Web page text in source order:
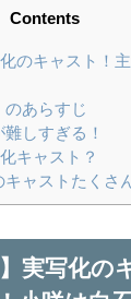
Contents
のキャスト！
のあらすじ
しすぎる！
キャスト？
キャストたくさ
実写化の